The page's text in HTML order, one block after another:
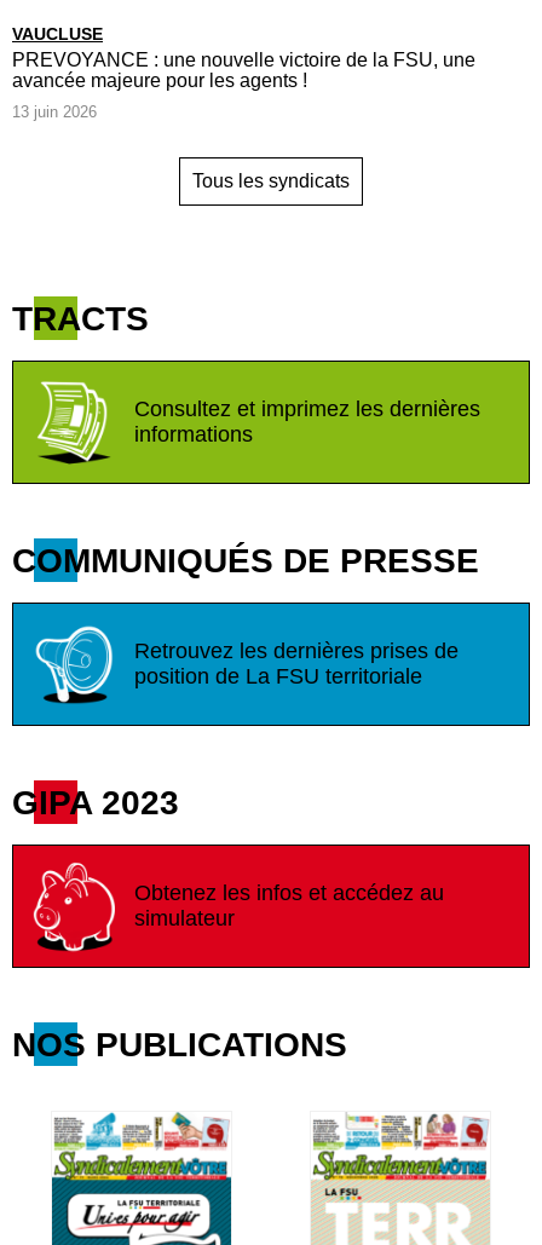
VAUCLUSE
PREVOYANCE : une nouvelle victoire de la FSU, une
avancée majeure pour les agents !
13 juin 2026
Tous les syndicats
TRACTS
Consultez et imprimez les dernières
informations
COMMUNIQUÉS DE PRESSE
Retrouvez les dernières prises de
position de La FSU territoriale
GIPA 2023
Obtenez les infos et accédez au
simulateur
NOS PUBLICATIONS